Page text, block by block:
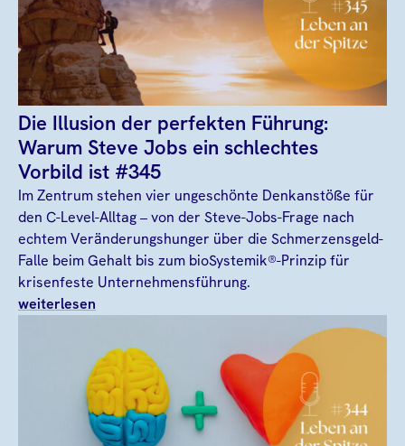
Die Illusion der perfekten Führung:
Warum Steve Jobs ein schlechtes
Vorbild ist #345
Im Zentrum stehen vier ungeschönte Denkanstöße für
den C-Level-Alltag – von der Steve-Jobs-Frage nach
echtem Veränderungshunger über die Schmerzensgeld-
Falle beim Gehalt bis zum bioSystemik®-Prinzip für
krisenfeste Unternehmensführung.
weiterlesen